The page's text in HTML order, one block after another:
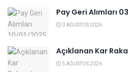
Pay Geri Alımları
3 AĞUSTOS 2026
Açıklanan Kar
5 AĞUSTOS 2026